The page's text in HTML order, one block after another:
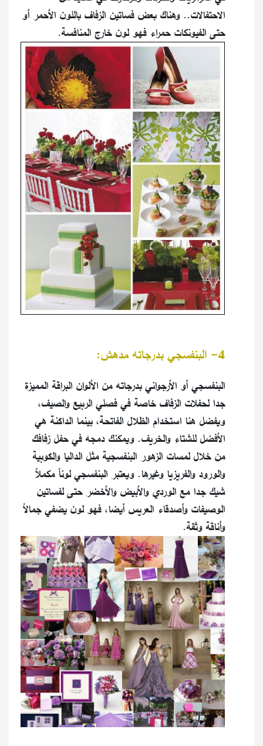
الاحتفالات.. وهناك بعض فساتين الزفاف باللون الأحمر أو
حتى الفيونكات حمراء فهو لون خارج المنافسة.
4- البنفسجي بدرجاته مدهش:
البنفسجي أو الأرجواني بدرجاته من الألوان البراقة المميزة
جدا لحفلات الزفاف خاصة في فصلي الربيع والصيف،
ويفضل هنا استخدام الظلال الفاتحة، بينما الداكنة هي
الأفضل للشتاء والخريف. ويمكنك دمجه في حفل زفافك
من خلال لمسات الزهور البنفسجية مثل الداليا والكوبية
والورود والفريزيا وغيرها. ويعتبر البنفسجي لوناً مكملاً
شيك جدا مع الوردي والأبيض والأخضر حتى لفساتين
الوصيفات وأصدقاء العريس أيضا، فهو لون يضفي جمالاً
وأناقة وثقة.